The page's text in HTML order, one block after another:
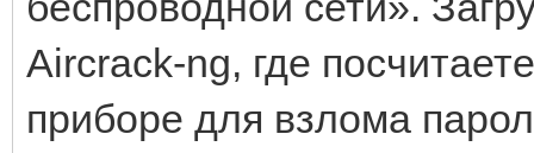
Aircrack-ng, где
приборе для взлома